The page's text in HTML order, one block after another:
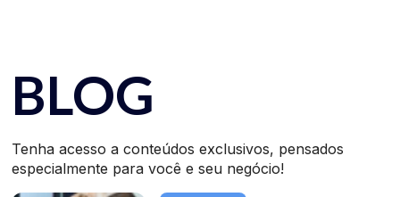
BLOG
Tenha acesso a conteúdos exclusivos, pensados
especialmente para você e seu negócio!